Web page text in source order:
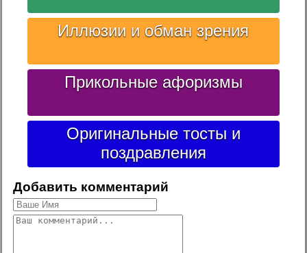
Иллюзии и обман зрения
Прикольные афоризмы
Оригинальные тосты и
поздравления
Добавить комментарий